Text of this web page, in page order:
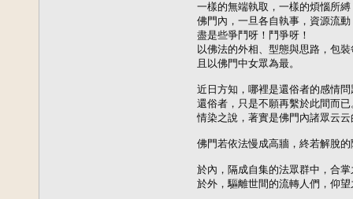
一樣的無端執取，一樣的煩惱所
佛門內，一旦各自執事，資源流動
    盡是些爭鬥呀！鬥爭呀！
以佛法的外相、型態與思路，包
    且以佛門中女眾為最。
近日方知，哪裡是還俗者的感情問
還俗者，只是不願再繫於此間而已
情染之說，著實是佛門內諸眾云
佛門若依法慢成高牆，終若解脫的
於內，隔成自集的法眾群中，合
於外，驅離世間的流轉人們，仰